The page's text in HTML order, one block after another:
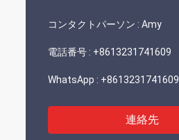
コンタクトパーソン : Amy
電話番号 : +8613231741609
WhatsApp : +8613231741609
連絡先